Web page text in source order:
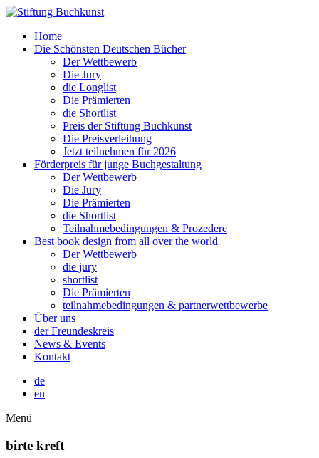
Home
Die Schönsten Deutschen Bücher
Der Wettbewerb
Die Jury
die Longlist
Die Prämierten
die Shortlist
Preis der Stiftung Buchkunst
Die Preisverleihung
Jetzt teilnehmen für 2026
Förderpreis für junge Buchgestaltung
Der Wettbewerb
Die Jury
Die Prämierten
die Shortlist
Teilnahmebedingungen & Prozedere
Best book design from all over the world
Der Wettbewerb
die jury
shortlist
Die Prämierten
teilnahmebedingungen & partnerwettbewerbe
Über uns
der Freundeskreis
News & Events
Kontakt
de
en
Menü
birte kreft